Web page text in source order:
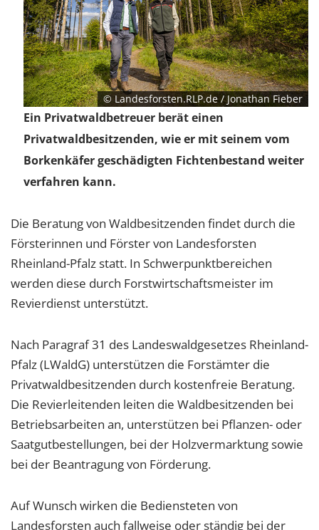
© Landesforsten.RLP.de / Jonathan Fieber
Ein Privatwaldbetreuer berät einen
Privatwaldbesitzenden, wie er mit seinem vom
Borkenkäfer geschädigten Fichtenbestand weiter
verfahren kann.
Die Beratung von Waldbesitzenden findet durch die
Försterinnen und Förster von Landesforsten
Rheinland-Pfalz statt. In Schwerpunktbereichen
werden diese durch Forstwirtschaftsmeister im
Revierdienst unterstützt.
Nach Paragraf 31 des Landeswaldgesetzes Rheinland-
Pfalz (LWaldG) unterstützen die Forstämter die
Privatwaldbesitzenden durch kostenfreie Beratung.
Die Revierleitenden leiten die Waldbesitzenden bei
Betriebsarbeiten an, unterstützen bei Pflanzen- oder
Saatgutbestellungen, bei der Holzvermarktung sowie
bei der Beantragung von Förderung.
Auf Wunsch wirken die Bediensteten von
Landesforsten auch fallweise oder ständig bei der